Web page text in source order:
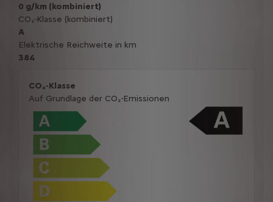
0 g/km (kombiniert)
CO₂-Klasse (kombiniert)
A
Elektrische Reichweite in km
384
CO₂-Klasse
Auf Grundlage der CO₂-Emissionen